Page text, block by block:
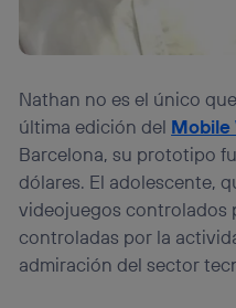
Nathan no es el único
última edición del Mobile
Barcelona, su prototipo
dólares. El adolescente,
videojuegos controlados
controladas por la
admiración del sector